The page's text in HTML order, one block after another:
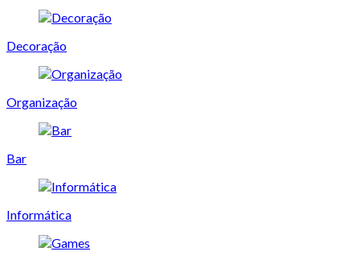
Decoração
Organização
Bar
Informática